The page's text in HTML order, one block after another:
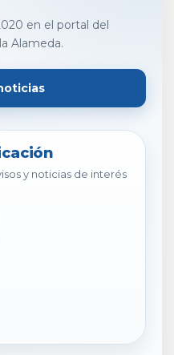
en el portal del
Alameda.
y noticias de interés